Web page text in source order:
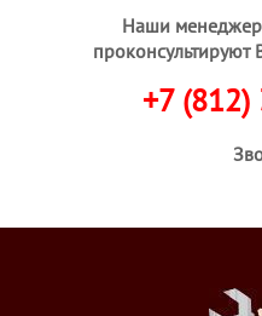
Наши
проконсультируют
+7